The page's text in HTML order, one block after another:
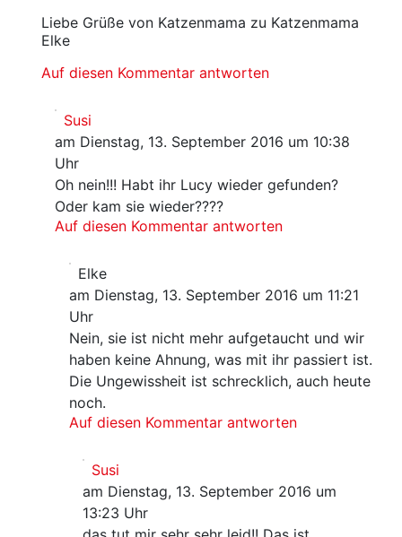
Liebe Grüße von Katzenmama zu Katzenmama
Elke
Auf diesen Kommentar antworten
Susi
am Dienstag, 13. September 2016 um 10:38
Uhr
Oh nein!!! Habt ihr Lucy wieder gefunden?
Oder kam sie wieder????
Auf diesen Kommentar antworten
Elke
am Dienstag, 13. September 2016 um 11:21
Uhr
Nein, sie ist nicht mehr aufgetaucht und wir
haben keine Ahnung, was mit ihr passiert ist.
Die Ungewissheit ist schrecklich, auch heute
noch.
Auf diesen Kommentar antworten
Susi
am Dienstag, 13. September 2016 um
13:23 Uhr